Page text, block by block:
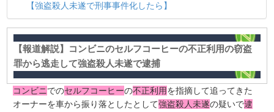
【強盗殺人未遂で刑事事件化したら】
【報道解説】コンビニのセルフコーヒーの不正利用の窃盗
罪から逃走して強盗殺人未遂で逮捕
コンビニでのセルフコーヒーの不正利用を指摘して追ってきた
オーナーを車から振り落としたとして強盗殺人未遂の疑いで逮